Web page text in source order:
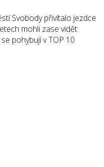
Svobody přivítalo jezdce
mohli zase vidět
pohybují v TOP 10